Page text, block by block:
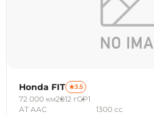
Honda FIT 3.5
72 000 км2012 гGP1
AT AAC
1300 сс